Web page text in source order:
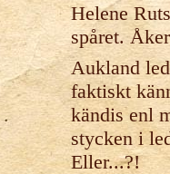
Helene
spåret.
Aukland
faktiskt
kändis enl
stycken i
Eller...?!